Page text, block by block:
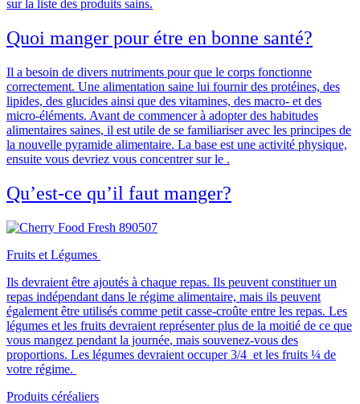
sur la liste des produits sains.
Quoi manger pour étre en bonne santé?
Il a besoin de divers nutriments pour que le corps fonctionne
correctement. Une alimentation saine lui fournir des protéines, des
lipides, des glucides ainsi que des vitamines, des macro- et des
micro-éléments. Avant de commencer à adopter des habitudes
alimentaires saines, il est utile de se familiariser avec les principes de
la nouvelle pyramide alimentaire. La base est une activité physique,
ensuite vous devriez vous concentrer sur le .
Qu’est-ce qu’il faut manger?
Fruits et Légumes
Ils devraient être ajoutés à chaque repas. Ils peuvent constituer un
repas indépendant dans le régime alimentaire, mais ils peuvent
également être utilisés comme petit casse-croûte entre les repas. Les
légumes et les fruits devraient représenter plus de la moitié de ce que
vous mangez pendant la journée, mais souvenez-vous des
proportions. Les légumes devraient occuper 3/4 et les fruits ¼ de
votre régime.
Produits céréaliers